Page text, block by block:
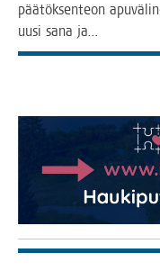
pää­tök­sen­teon
uusi sana ja…